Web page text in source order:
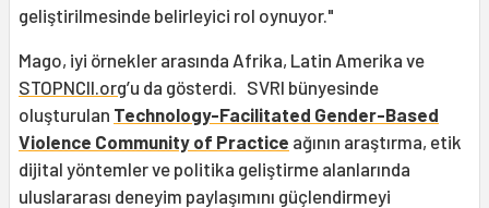
geliştirilmesinde belirleyici rol oynuyor."
Mago, iyi örnekler arasında Afrika, Latin Amerika ve
STOPNCII.org’u da gösterdi. SVRI bünyesinde
oluşturulan Technology-Facilitated Gender-Based
Violence Community of Practice ağının araştırma, etik
dijital yöntemler ve politika geliştirme alanlarında
uluslararası deneyim paylaşımını güçlendirmeyi